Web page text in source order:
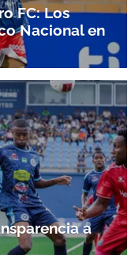
FC: Los
Nacional en
a